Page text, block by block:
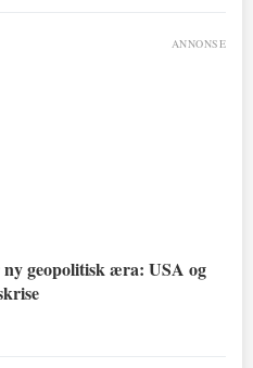
ANNONSE
geopolitisk æra: USA og